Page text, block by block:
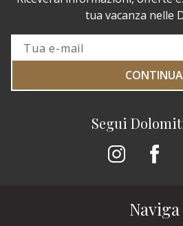
Segui
tua vacanza nelle
CONTINUA
Naviga